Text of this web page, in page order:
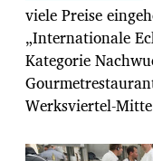
viele Preise
„Internationale
Kategorie
Werksviertel-